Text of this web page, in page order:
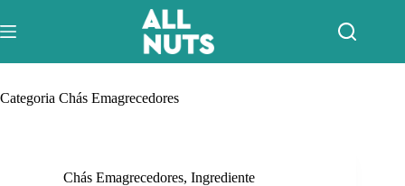
para
o
Categoria Chás Emagrecedores
Chás Emagrecedores, Ingrediente